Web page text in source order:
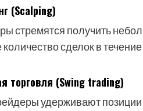
(Scalping)
стремятся получить
сделок в
торговля (Swing trading)
удерживают позиции